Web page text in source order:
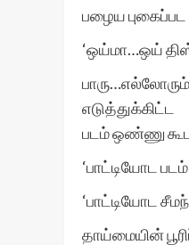
பழைய புகைப்பட
‘ஒய்மா…ஒய் திஸ்
எடுத்துக்கிட்ட
படம் ஒண்ணு கூட
‘பாட்டியோட
‘பாட்டியோட
தாய்மையின்